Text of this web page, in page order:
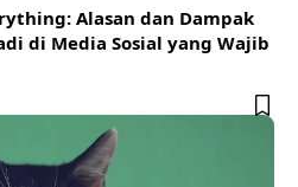
Alasan dan Dampak
di Media Sosial yang Wajib